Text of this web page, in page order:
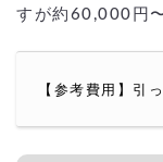
すが約60,000円
【参考費用】引